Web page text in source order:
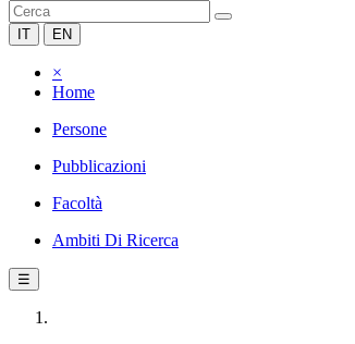
IT EN
×
Home
Persone
Pubblicazioni
Facoltà
Ambiti Di Ricerca
☰